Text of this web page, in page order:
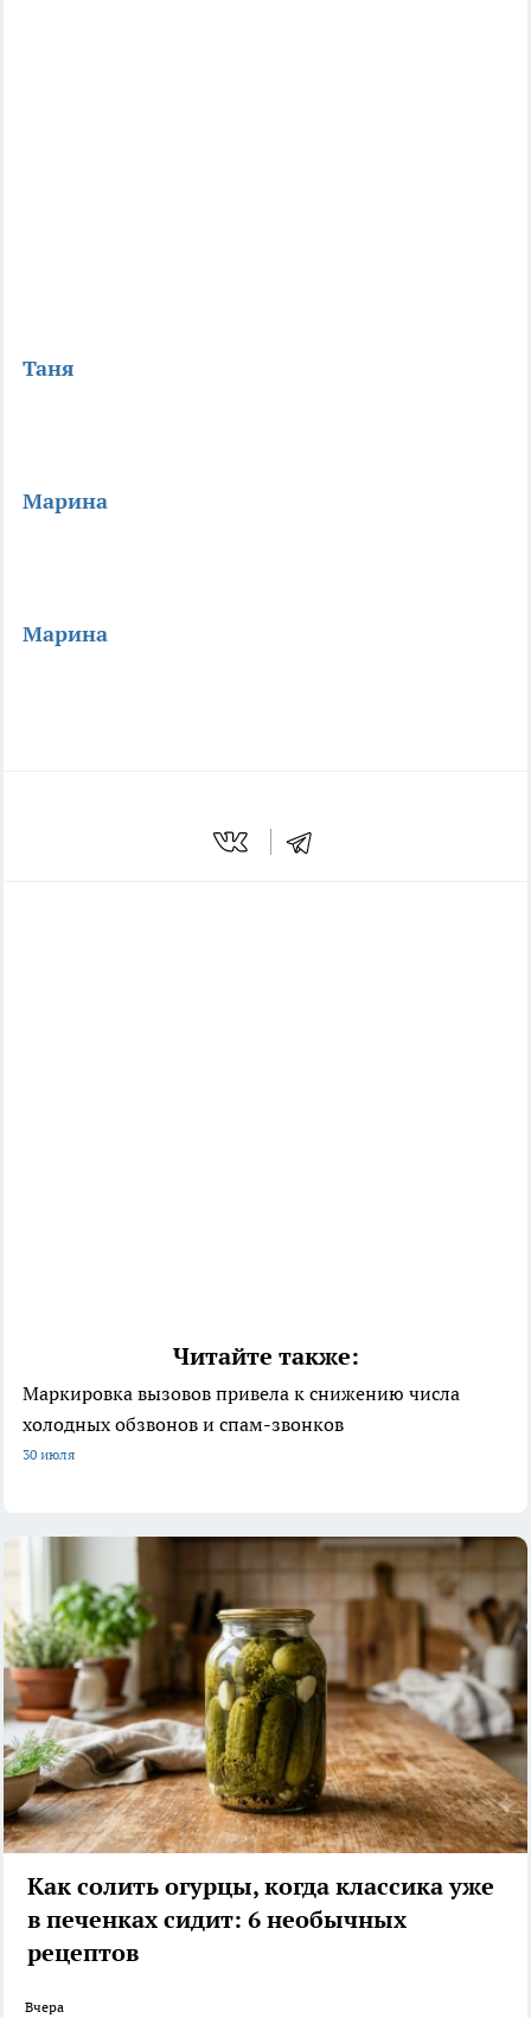
Таня
Марина
Марина
Читайте также:
Маркировка вызовов привела к снижению числа
холодных обзвонов и спам-звонков
30 июля
Как солить огурцы, когда классика уже
в печенках сидит: 6 необычных
рецептов
Вчера